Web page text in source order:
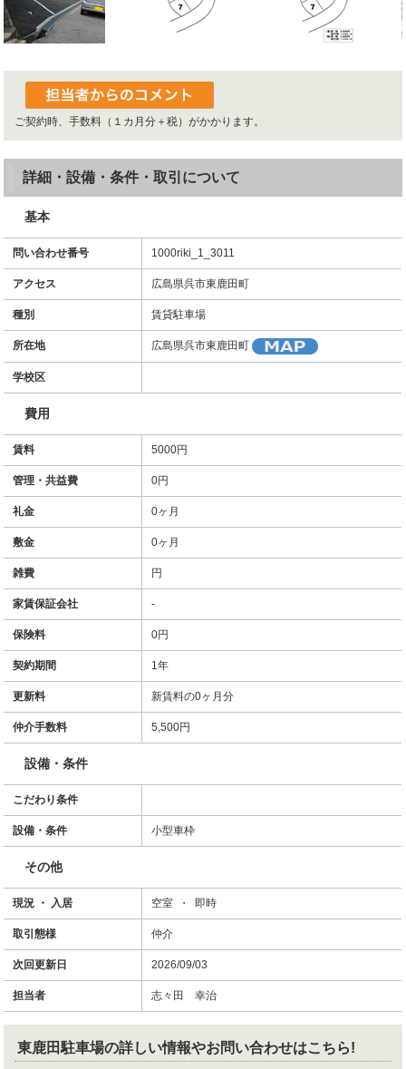
ご契約時、手数料（１カ月分＋税）がかかります。
詳細・設備・条件・取引について
基本
問い合わせ番号 1000riki_1_3011
アクセス 広島県呉市東鹿田町
種別 賃貸駐車場
所在地 広島県呉市東鹿田町
学校区
費用
賃料 5000円
管理・共益費 0円
礼金 0ヶ月
敷金 0ヶ月
雑費 円
家賃保証会社 -
保険料 0円
契約期間 1年
更新料 新賃料の0ヶ月分
仲介手数料 5,500円
設備・条件
こだわり条件
設備・条件 小型車枠
その他
現況 ・ 入居 空室 ・ 即時
取引態様 仲介
次回更新日 2026/09/03
担当者 志々田 幸治
東鹿田駐車場の詳しい情報やお問い合わせはこちら!